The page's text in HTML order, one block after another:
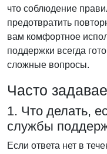
что соблюдение
предотвратить
вам комфортное
поддержки всегда
сложные вопросы.
Часто
1. Что делать,
службы
Если ответа нет в